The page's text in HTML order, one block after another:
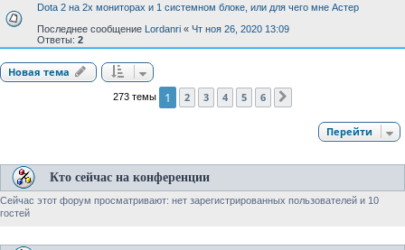
Dota 2 на 2х мониторах и 1 системном блоке, или для чего мне Астер
Последнее сообщение Lordanri « Чт ноя 26, 2020 13:09
Ответы: 2
Новая тема
273 темы 1 2 3 4 5 6
Перейти
Кто сейчас на конференции
Сейчас этот форум просматривают: нет зарегистрированных пользователей и 10
гостей